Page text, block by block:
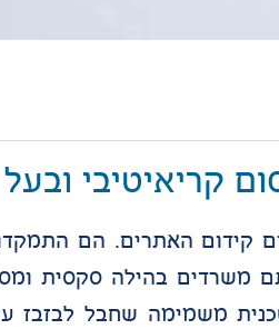
ובעל
האתרים. הם התמקדו
משרדים בהילה סקסית
משמימה שחבל לבזבז